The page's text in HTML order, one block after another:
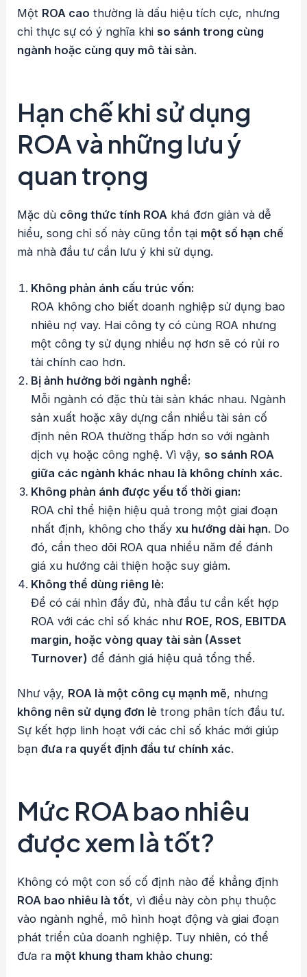
Một ROA cao thường là dấu hiệu tích cực, nhưng
chỉ thực sự có ý nghĩa khi so sánh trong cùng
ngành hoặc cùng quy mô tài sản.
Hạn chế khi sử dụng
ROA và những lưu ý
quan trọng
Mặc dù công thức tính ROA khá đơn giản và dễ
hiểu, song chỉ số này cũng tồn tại một số hạn chế
mà nhà đầu tư cần lưu ý khi sử dụng.
Không phản ánh cấu trúc vốn:
ROA không cho biết doanh nghiệp sử dụng bao
nhiêu nợ vay. Hai công ty có cùng ROA nhưng
một công ty sử dụng nhiều nợ hơn sẽ có rủi ro
tài chính cao hơn.
Bị ảnh hưởng bởi ngành nghề:
Mỗi ngành có đặc thù tài sản khác nhau. Ngành
sản xuất hoặc xây dựng cần nhiều tài sản cố
định nên ROA thường thấp hơn so với ngành
dịch vụ hoặc công nghệ. Vì vậy, so sánh ROA
giữa các ngành khác nhau là không chính xác.
Không phản ánh được yếu tố thời gian:
ROA chỉ thể hiện hiệu quả trong một giai đoạn
nhất định, không cho thấy xu hướng dài hạn. Do
đó, cần theo dõi ROA qua nhiều năm để đánh
giá xu hướng cải thiện hoặc suy giảm.
Không thể dùng riêng lẻ:
Để có cái nhìn đầy đủ, nhà đầu tư cần kết hợp
ROA với các chỉ số khác như ROE, ROS, EBITDA
margin, hoặc vòng quay tài sản (Asset
Turnover) để đánh giá hiệu quả tổng thể.
Như vậy, ROA là một công cụ mạnh mẽ, nhưng
không nên sử dụng đơn lẻ trong phân tích đầu tư.
Sự kết hợp linh hoạt với các chỉ số khác mới giúp
bạnđưa ra quyết định đầu tư chính xác.
Mức ROA bao nhiêu
được xem là tốt?
Không có một con số cố định nào để khẳng định
ROA bao nhiêu là tốt, vì điều này còn phụ thuộc
vào ngành nghề, mô hình hoạt động và giai đoạn
phát triển của doanh nghiệp. Tuy nhiên, có thể
đưa ra một khung tham khảo chung: